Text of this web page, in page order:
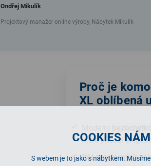
COOKIES
S webem je to jako s nábytkem.
Ondřej Mikulík
Projektový manažer online výroby, Nábytek Mikulík
Proč je
XL oblíbená
které působí
Pět prostorných